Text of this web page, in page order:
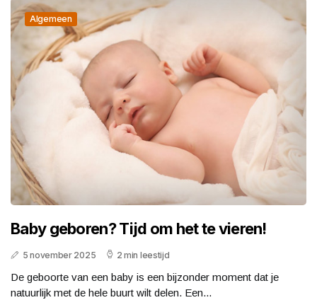
Algemeen
Baby geboren? Tijd om het te vieren!
5 november 2025 2 min leestijd
De geboorte van een baby is een bijzonder moment dat je
natuurlijk met de hele buurt wilt delen. Een...